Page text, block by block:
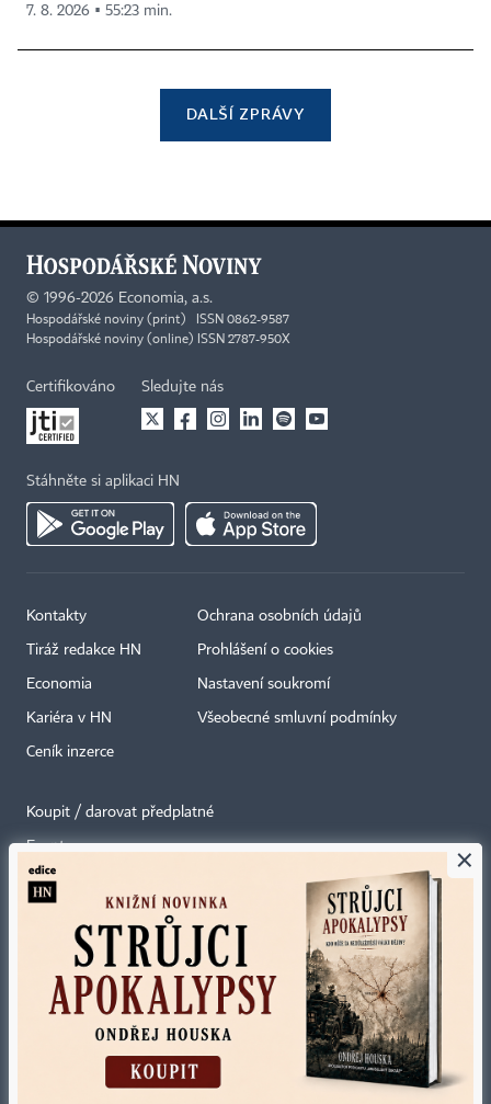
7. 8. 2026 ▪ 55:23 min.
DALŠÍ ZPRÁVY
© 1996-2026 Economia, a.s.
Hospodářské noviny (print) ISSN 0862-9587
Hospodářské noviny (online) ISSN 2787-950X
Certifikováno Sledujte nás
Stáhněte si aplikaci HN
Kontakty
Tiráž redakce HN
Economia
Kariéra v HN
Ceník inzerce
Ochrana osobních údajů
Prohlášení o cookies
Nastavení soukromí
Všeobecné smluvní podmínky
Koupit / darovat předplatné
Eventy
Newslettery
Autorská práva vykonává vydavatel. Bez písemného svolení vydavatele je
zakázáno jakékoli užití částí nebo celku díla, zejména rozmnožování a šíření
jakýmkoli způsobem, mechanickým nebo elektronickým, v českém nebo
jiném jazyce. Bez souhlasu vydavatele je zakázáno též rozmnožování
obsahu pro účely automatizované analýzy textů nebo dat
×